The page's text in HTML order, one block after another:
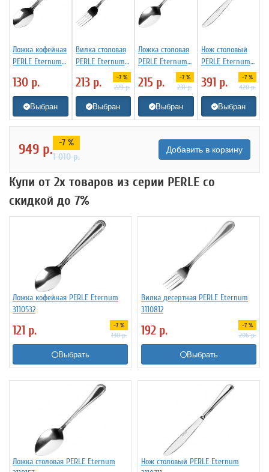
Ложка кофейная
PERLE Eternum
130 р.
Выбран
Вилка столовая
PERLE Eternum
213 р. -7 %
229р.
Выбран
Ложка столовая
PERLE Eternum
215 р. -7 %
231р.
Выбран
Нож столовый
PERLE Eternum
391 р. -7 %
420р.
Выбран
949 р. -7 %
1 010р.
Добавить в корзину
Купи от 2х товаров из серии PERLE со
скидкой до 7%
Ложка кофейная PERLE Eternum
3110532
121 р. -7 %
130р.
Выбрать
Вилка десертная PERLE Eternum
3110812
192 р. -7 %
206р.
Выбрать
Ложка столовая PERLE Eternum
Нож столовый PERLE Eternum